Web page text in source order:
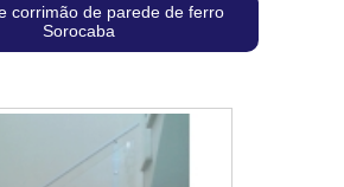
corrimão de parede de ferro
Sorocaba